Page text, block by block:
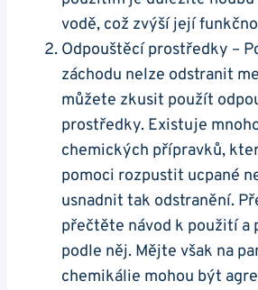
vodě, což zvýší⁢ její
Odpouštěcí prostředky –
záchodu nelze odstranit
můžete zkusit použít
prostředky. Existuje⁢
‍chemických přípravků,
pomoci ‍rozpustit‌ ucpané
usnadnit tak odstranění.
přečtěte ‍návod k použití a
podle něj. Mějte‍ však na
chemikálie mohou být